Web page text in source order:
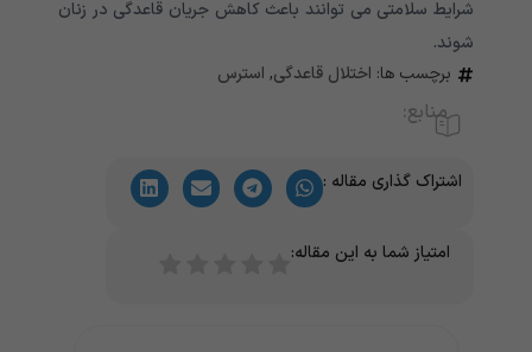
شرایط سلامتی می توانند باعث کاهش جریان قاعدگی در زنان
شوند.
برچسب ها: اختلال قاعدگی, استرس
منابع:
اشتراک گذاری مقاله :
امتیاز شما به این مقاله: